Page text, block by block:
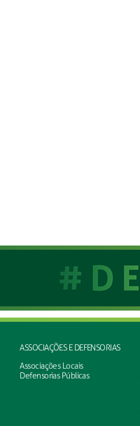
ASSOCIAÇÕES E DEFENSORIAS
Associações Locais
Defensorias Públicas